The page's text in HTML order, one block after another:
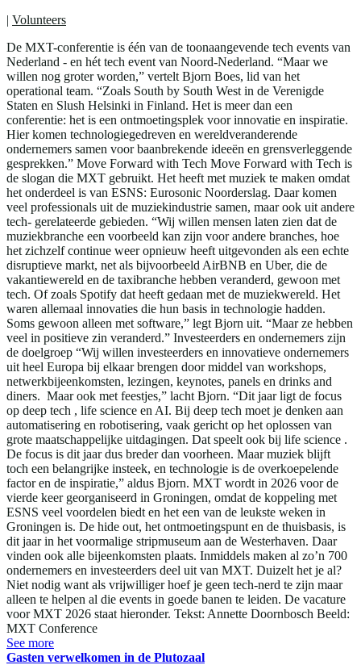
| Volunteers
De MXT-conferentie is één van de toonaangevende tech events van
Nederland - en hét tech event van Noord-Nederland. “Maar we
willen nog groter worden,” vertelt Bjorn Boes, lid van het
operational team. “Zoals South by South West in de Verenigde
Staten en Slush Helsinki in Finland. Het is meer dan een
conferentie: het is een ontmoetingsplek voor innovatie en inspiratie.
Hier komen technologiegedreven en wereldveranderende
ondernemers samen voor baanbrekende ideeën en grensverleggende
gesprekken.” Move Forward with Tech Move Forward with Tech is
de slogan die MXT gebruikt. Het heeft met muziek te maken omdat
het onderdeel is van ESNS: Eurosonic Noorderslag. Daar komen
veel professionals uit de muziekindustrie samen, maar ook uit andere
tech- gerelateerde gebieden. “Wij willen mensen laten zien dat de
muziekbranche een voorbeeld kan zijn voor andere branches, hoe
het zichzelf continue weer opnieuw heeft uitgevonden als een echte
disruptieve markt, net als bijvoorbeeld AirBNB en Uber, die de
vakantiewereld en de taxibranche hebben veranderd, gewoon met
tech. Of zoals Spotify dat heeft gedaan met de muziekwereld. Het
waren allemaal innovaties die hun basis in technologie hadden.
Soms gewoon alleen met software,” legt Bjorn uit. “Maar ze hebben
veel in positieve zin veranderd.” Investeerders en ondernemers zijn
de doelgroep “Wij willen investeerders en innovatieve ondernemers
uit heel Europa bij elkaar brengen door middel van workshops,
netwerkbijeenkomsten, lezingen, keynotes, panels en drinks and
diners. Maar ook met feestjes,” lacht Bjorn. “Dit jaar ligt de focus
op deep tech , life science en AI. Bij deep tech moet je denken aan
automatisering en robotisering, vaak gericht op het oplossen van
grote maatschappelijke uitdagingen. Dat speelt ook bij life science .
De focus is dit jaar dus breder dan voorheen. Maar muziek blijft
toch een belangrijke insteek, en technologie is de overkoepelende
factor en de inspiratie,” aldus Bjorn. MXT wordt in 2026 voor de
vierde keer georganiseerd in Groningen, omdat de koppeling met
ESNS veel voordelen biedt en het een van de leukste weken in
Groningen is. De hide out, het ontmoetingspunt en de thuisbasis, is
dit jaar in het voormalige stripmuseum aan de Westerhaven. Daar
vinden ook alle bijeenkomsten plaats. Inmiddels maken al zo’n 700
ondernemers en investeerders deel uit van MXT. Duizelt het je al?
Niet nodig want als vrijwilliger hoef je geen tech-nerd te zijn maar
alleen te helpen al die events in goede banen te leiden. De vacature
voor MXT 2026 staat hieronder. Tekst: Annette Doornbosch Beeld:
MXT Conference
See more
Gasten verwelkomen in de Plutozaal